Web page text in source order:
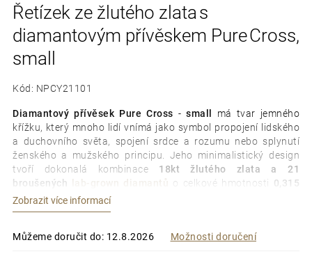
produktu
je
0,0
5
Řetízek ze žlutého zlata s
diamantovým přívěskem Pure Cross,
small
Kód: NPCY21101
Diamantový přívěsek Pure Cross - small
má tvar jemného
křížku, který mnoho lidí vnímá jako symbol propojení lidského
a duchovního světa, spojení srdce a rozumu nebo splynutí
ženského a mužského principu. Jeho minimalistický design
tvoří dokonalá kombinace 18kt žlutého zlata a 21
broušených
o celkové hmotnosti 0,315
ct.Zlatý přívěsek je pověšen na jemném
cm.
Proč si koupit nebo darovat náhrdelník
Zobrazit více informací
Můžeme doručit do: 12.8.2026 Možnosti doručení
t
?
D
o
p
o
r
č
j